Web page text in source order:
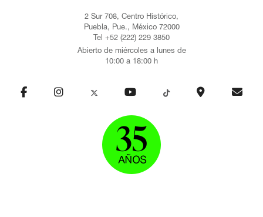
2 Sur 708, Centro Histórico,
Puebla, Pue., México 72000
Tel +52 (222) 229 3850
Abierto de miércoles a lunes de
10:00 a 18:00 h